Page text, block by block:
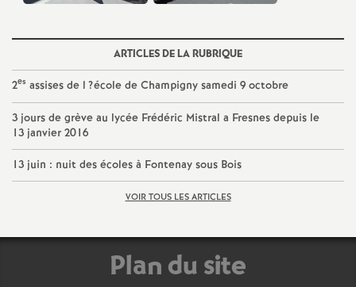
l
é
a
n
s
T
ARTICLES DE LA RUBRIQUE
2es assises de l ?école de Champigny samedi 9 octobre
3 jours de grève au lycée Frédéric Mistral a Fresnes depuis le
13 janvier 2016
13 juin : nuit des écoles à Fontenay sous Bois
VOIR TOUS LES ARTICLES
Plan du site